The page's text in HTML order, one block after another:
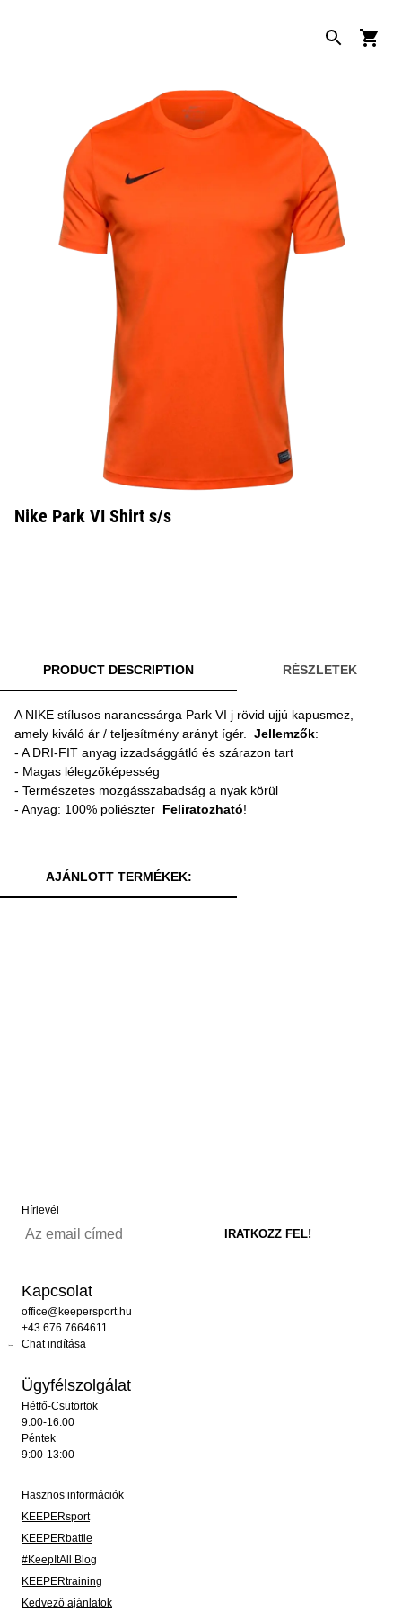
Nike Park VI Shirt s/s
PRODUCT DESCRIPTION RÉSZLETEK
A NIKE stílusos narancssárga Park VI j rövid ujjú kapusmez,
amely kiváló ár / teljesítmény arányt ígér. Jellemzők:
- A DRI-FIT anyag izzadsággátló és szárazon tart
- Magas lélegzőképesség
- Természetes mozgásszabadság a nyak körül
- Anyag: 100% poliészter Feliratozható!
AJÁNLOTT TERMÉKEK:
Hírlevél
Kapcsolat
office@keepersport.hu
+43 676 7664611
Chat indítása
Ügyfélszolgálat
Hétfő-Csütörtök
9:00-16:00
Péntek
9:00-13:00
Hasznos információk
KEEPERsport
KEEPERbattle
#KeepItAll Blog
KEEPERtraining
Kedvező ajánlatok